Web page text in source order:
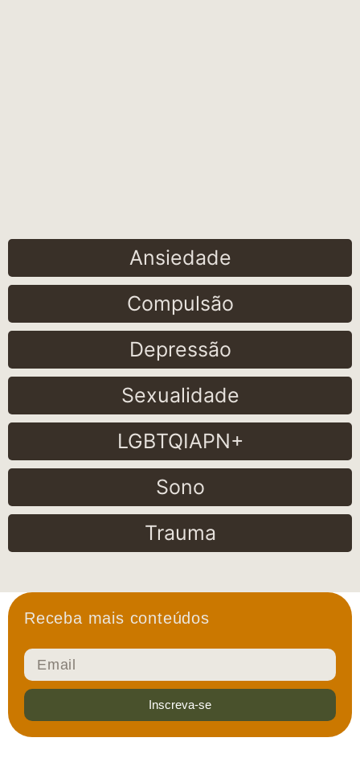
Ansiedade
Compulsão
Depressão
Sexualidade
LGBTQIAPN+
Sono
Trauma
Receba mais conteúdos
Inscreva-se